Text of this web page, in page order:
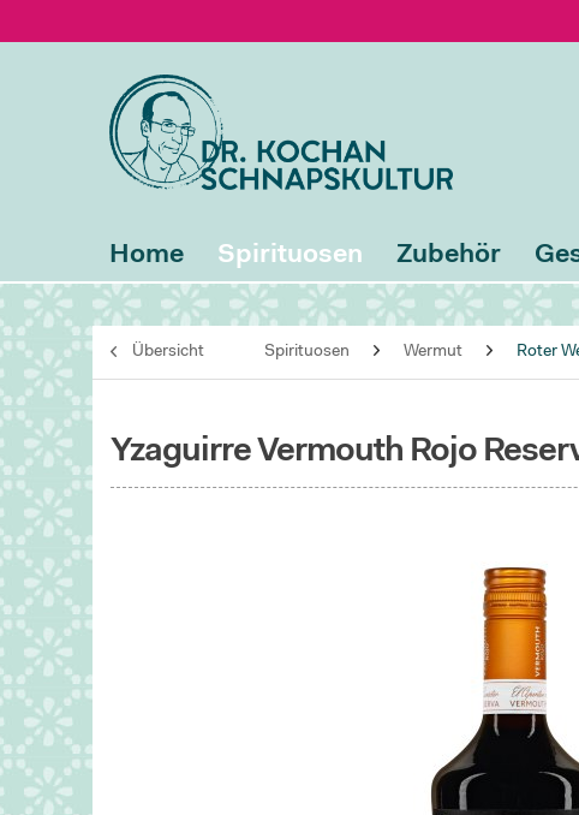
Home Spirituosen Zubehör
Übersicht Spirituosen Wermut Roter
Yzaguirre Vermouth Rojo